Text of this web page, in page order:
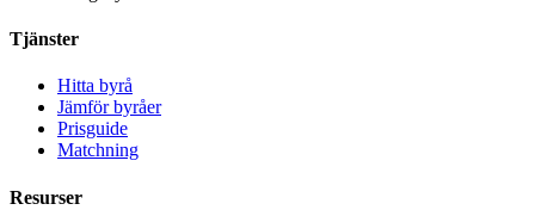
Tjänster
Hitta byrå
Jämför byråer
Prisguide
Matchning
Resurser